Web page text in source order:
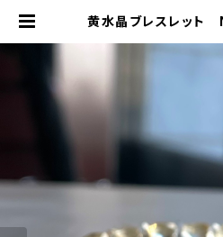
黄水晶ブレスレッ